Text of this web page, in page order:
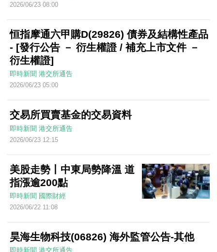
2026/06/23 08:00
恒指摩通六甲購D(29826) 債券及結構性產品
- [發行公告 － 衍生權證 / 補充上市文件 －
衍生權證]
即時新聞 港交所通告
2026/06/23 05:00
交易所買賣基金的交易資料
即時新聞 港交所通告
2026/06/23 12:15
美股走勢丨中東局勢降溫 道
指漲逾200點
即時新聞 國際財經
2026/06/22 11:08
昊海生物科技(06826) 海外監管公告-其他
即時新聞 港交所通告